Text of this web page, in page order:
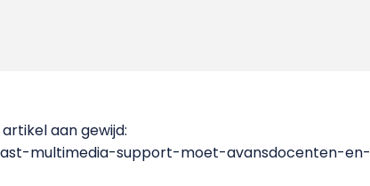
aan gewijd:
multimedia-support-moet-avansdocenten-en-